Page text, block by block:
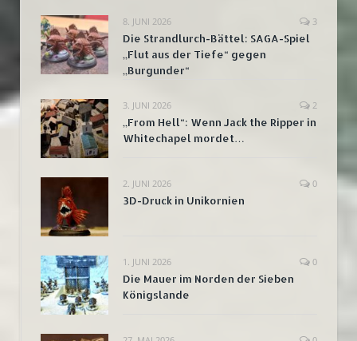
8. JUNI 2026 3
Die Strandlurch-Bättel: SAGA-Spiel
„Flut aus der Tiefe“ gegen
„Burgunder“
3. JUNI 2026 2
„From Hell“: Wenn Jack the Ripper in
Whitechapel mordet…
2. JUNI 2026 0
3D-Druck in Unikornien
1. JUNI 2026 0
Die Mauer im Norden der Sieben
Königslande